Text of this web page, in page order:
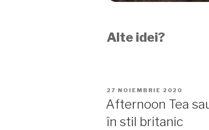
Alte idei?
PUBLICAT
27 NOIEMBRIE 2020
Afternoon Tea
în stil britanic